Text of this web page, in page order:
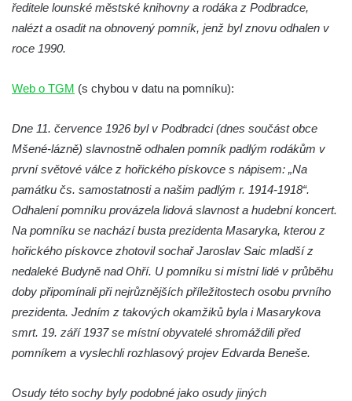
úřadě v Kovanicích
Pomník obětem 1. světové války v
Kovanicích
Trutnově
Pomník obětem koncentračního tábora na
hřbitově v Rychnově u Jablonce nad Nisou
Pomník pracovního nasazení vězňů
koncentračního tábora v Tovární ulici v
Rychnově u Jablonce nad Nisou
Kenotaf Alfreda Langa na hřbitově v Krásné
u Pěnčína
Kenotaf Edmunda Andera na hřbitově v
Hřbitovní kaple rodiny Fiedler na hřbitově v
ředitele lounské městské knihovny a rodáka z Podbradce,
nalézt a osadit na obnovený pomník, jenž byl znovu odhalen v
roce 1990.
Web o TGM (s chybou v datu na pomníku):
Dne 11. července 1926 byl v Podbradci (dnes součást obce
Mšené-lázně) slavnostně odhalen pomník padlým rodákům v
první světové válce z hořického pískovce s nápisem: „Na
památku čs. samostatnosti a našim padlým r. 1914-1918“.
Odhalení pomníku provázela lidová slavnost a hudební koncert.
Na pomníku se nachází busta prezidenta Masaryka, kterou z
hořického pískovce zhotovil sochař Jaroslav Saic mladší z
nedaleké Budyně nad Ohří. U pomníku si místní lidé v průběhu
doby připomínali při nejrůznějších příležitostech osobu prvního
prezidenta. Jedním z takových okamžiků byla i Masarykova
smrt. 19. září 1937 se místní obyvatelé shromáždili před
pomníkem a vyslechli rozhlasový projev Edvarda Beneše.
Osudy této sochy byly podobné jako osudy jiných